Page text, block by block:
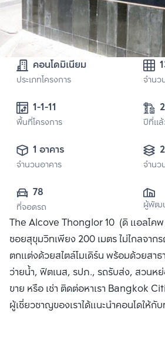
คอนโดมิเนียม
ประเภทโครงการ จำน
1-1-11
พื้นที่โครงการ ปีที่แล้
1 อาคาร
จำนวนอาคาร จำนว
78
ที่จอดรถ ผู้พัฒ
The Alcove Thonglor 10 (ดิ แอลโคพ
ซอยสุขุมวิทเพียง 200 เมตร ไม่ไกลจาก
ตกแต่งด้วยสไตล์โมเดิร์น พร้อมด้วยสาธ
ว่ายน้ำ, ฟิตเนส, รปภ., รถรับส่ง, สวนห
ขาย หรือ เช่า ติดต่อหาเรา Bangkok
ผู้เชี่ยวชาญของเราได้แนะนำคอนโดให้กั